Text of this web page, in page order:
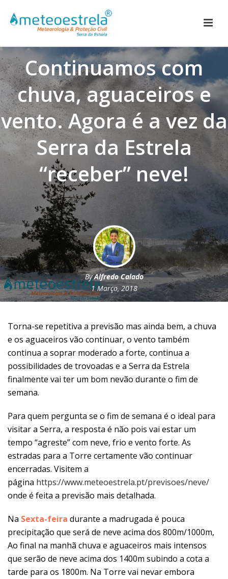
Continuamos com
chuva, aguaceiros e
vento. Agora é a vez da
Serra da Estrela
“receber” neve!
ByAlfredo Calado
1 Março, 2018
Torna-se repetitiva a previsão mas ainda bem, a chuva
e os aguaceiros vão continuar, o vento também
continua a soprar moderado a forte, continua a
possibilidades de trovoadas e a Serra da Estrela
finalmente vai ter um bom nevão durante o fim de
semana.
Para quem pergunta se o fim de semana é o ideal para
visitar a Serra, a resposta é não pois vai estar um
tempo “agreste” com neve, frio e vento forte. As
estradas para a Torre certamente vão continuar
encerradas. Visitem a
página https://www.meteoestrela.pt/previsoes/neve/
onde é feita a previsão mais detalhada.
Na Sexta-feira durante a madrugada é pouca
precipitação que será de neve acima dos 800m/1000m,
Ao final na manhã chuva e aguaceiros mais intensos
que serão de neve acima dos 1400m subindo a cota a
tarde para os 1800m. Na Torre vai nevar embora